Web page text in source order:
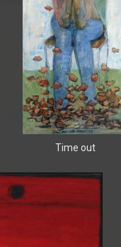
Time out